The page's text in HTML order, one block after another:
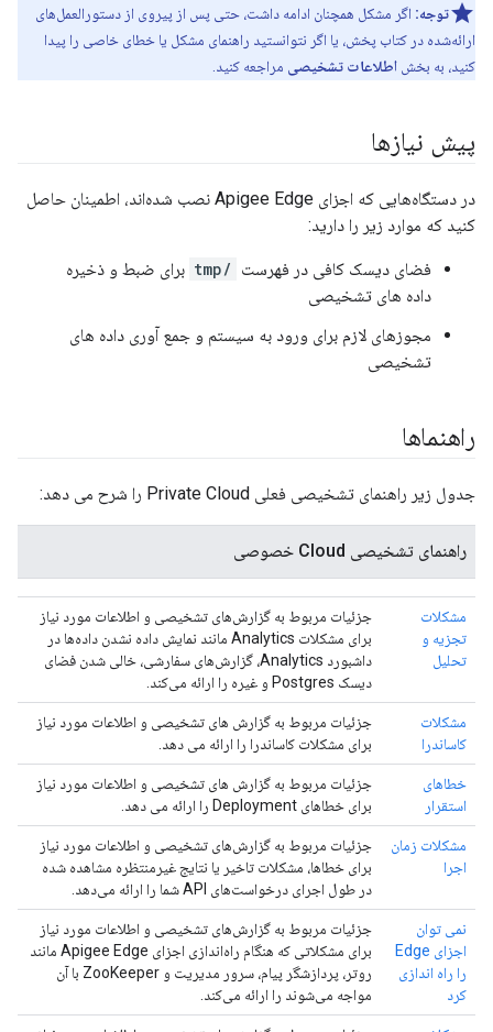
توجه: اگر مشکل همچنان ادامه داشت، حتی پس از پیروی از دستورالعمل‌های
ارائه‌شده در کتاب پخش، یا اگر نتوانستید راهنمای مشکل یا خطای خاصی را پیدا
کنید، به بخش اطلاعات تشخیصی مراجعه کنید.
پیش نیازها
در دستگاه‌هایی که اجزای Apigee Edge نصب شده‌اند، اطمینان حاصل
کنید که موارد زیر را دارید:
فضای دیسک کافی در فهرست /tmp
برای ضبط و ذخیره
داده های تشخیصی
مجوزهای لازم برای ورود به سیستم و جمع آوری داده های
تشخیصی
راهنماها
جدول زیر راهنمای تشخیصی فعلی Private Cloud را شرح می دهد:
راهنمای تشخیصی Cloud خصوصی
مشکلات
تجزیه و
تحلیل
جزئیات مربوط به گزارش‌های تشخیصی و اطلاعات مورد نیاز
برای مشکلات Analytics مانند نمایش داده نشدن داده‌ها در
داشبورد Analytics، گزارش‌های سفارشی، خالی شدن فضای
دیسک Postgres و غیره را ارائه می‌کند.
مشکلات
کاساندرا
جزئیات مربوط به گزارش های تشخیصی و اطلاعات مورد نیاز
برای مشکلات کاساندرا را ارائه می دهد.
خطاهای
استقرار
جزئیات مربوط به گزارش های تشخیصی و اطلاعات مورد نیاز
برای خطاهای Deployment را ارائه می دهد.
مشکلات زمان
اجرا
جزئیات مربوط به گزارش‌های تشخیصی و اطلاعات مورد نیاز
برای خطاها، مشکلات تاخیر یا نتایج غیرمنتظره مشاهده شده
در طول اجرای درخواست‌های API شما را ارائه می‌دهد.
نمی توان
اجزای Edge
را راه اندازی
کرد
جزئیات مربوط به گزارش‌های تشخیصی و اطلاعات مورد نیاز
برای مشکلاتی که هنگام راه‌اندازی اجزای Apigee Edge مانند
روتر، پردازشگر پیام، سرور مدیریت و ZooKeeper با آن
مواجه می‌شوند را ارائه می‌کند.